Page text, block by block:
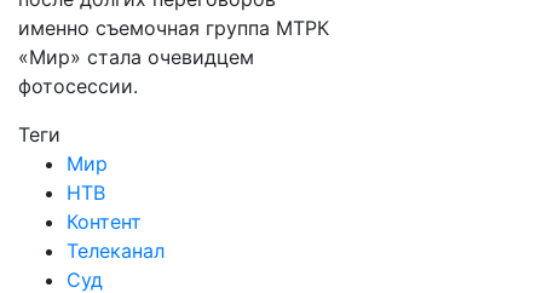
именно съемочная группа МТРК
«Мир» стала очевидцем
фотосессии.
Теги
Мир
НТВ
Контент
Телеканал
Суд